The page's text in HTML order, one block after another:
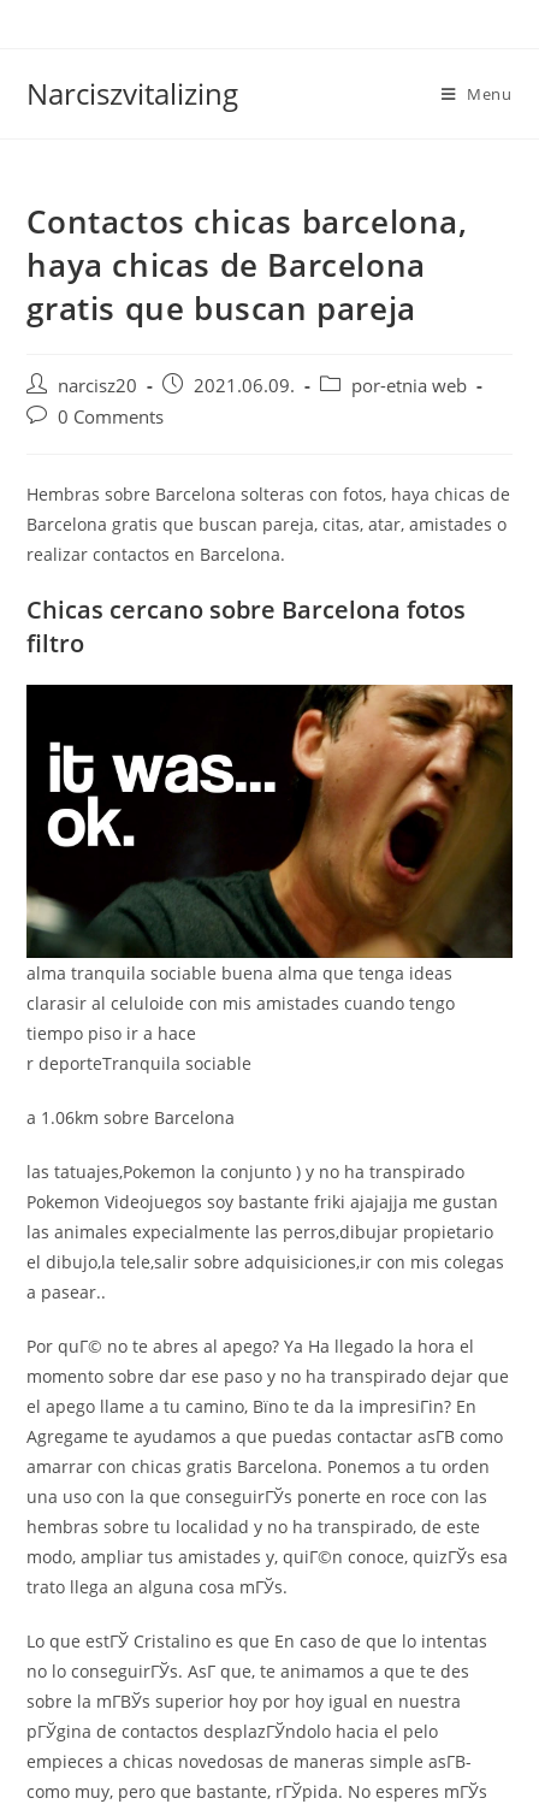
Narciszvitalizing Menu
Contactos chicas barcelona,
haya chicas de Barcelona
gratis que buscan pareja
Post
author:
narcisz20
Post
published:
2021.06.09.
Postpor-etnia web
Post0 Comments
Hembras sobre Barcelona solteras con fotos, haya chicas de
Barcelona gratis que buscan pareja, citas, atar, amistades o
realizar contactos en Barcelona.
Chicas cercano sobre Barcelona fotos
filtro
alma tranquila sociable buena alma que tenga ideas
clarasir al celuloide con mis amistades cuando tengo
tiempo piso ir a hace
r deporteTranquila sociable
a 1.06km sobre Barcelona
las tatuajes,Pokemon la conjunto ) y no ha transpirado
Pokemon Videojuegos soy bastante friki ajajajja me gustan
las animales expecialmente las perros,dibujar propietario
el dibujo,la tele,salir sobre adquisiciones,ir con mis colegas
a pasear..
Por quГ© no te abres al apego? Ya Ha llegado la hora el
momento sobre dar ese paso y no ha transpirado dejar que
el apego llame a tu camino, Вїno te da la impresiГіn? En
Agregame te ayudamos a que puedas contactar asГ­В­ como
amarrar con chicas gratis Barcelona. Ponemos a tu orden
una uso con la que conseguirГЎs ponerte en roce con las
hembras sobre tu localidad y no ha transpirado, de este
modo, ampliar tus amistades y, quiГ©n conoce, quizГЎs esa
trato llega an alguna cosa mГЎs.
Lo que estГЎ Cristalino es que En caso de que lo intentas
no lo conseguirГЎs. AsГ­ que, te animamos a que te des
sobre la mГ­ВЎs superior hoy por hoy igual en nuestra
pГЎgina de contactos desplazГЎndolo hacia el pelo
empieces a chicas novedosas de maneras simple asГ­В­
como muy, pero que bastante, rГЎpida. No esperes mГЎs